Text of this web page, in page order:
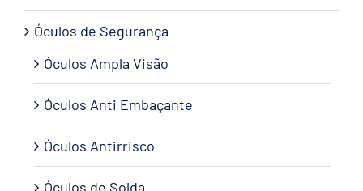
Óculos de Segurança
Óculos Ampla Visão
Óculos Anti Embaçante
Óculos Antirrisco
Óculos de Solda